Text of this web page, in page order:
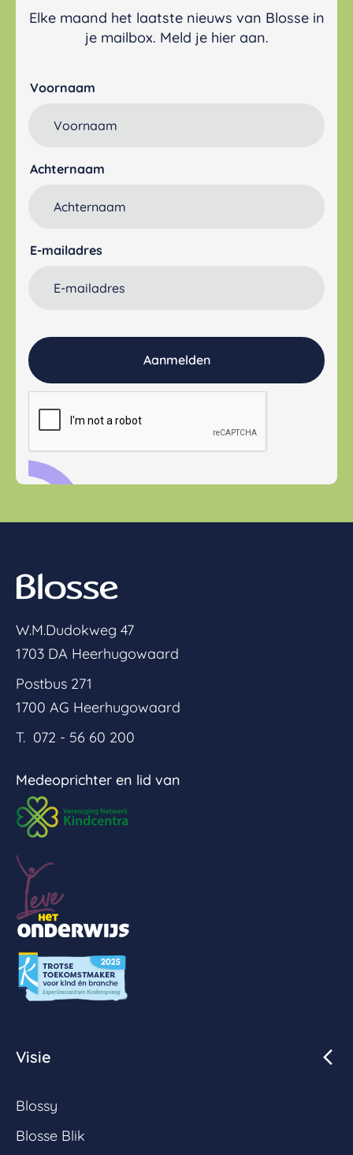
Elke maand het laatste nieuws van Blosse in
je mailbox. Meld je hier aan.
Voornaam
Achternaam
E-mailadres
W.M.Dudokweg 47
1703 DA Heerhugowaard
Postbus 271
1700 AG Heerhugowaard
T. 072 - 56 60 200
Medeoprichter en lid van
Visie
Blossy
Blosse Blik